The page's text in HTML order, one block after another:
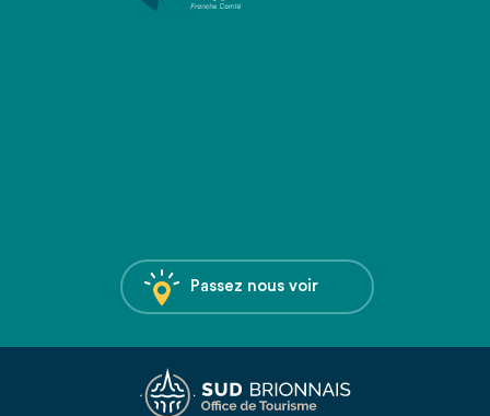
Passez nous voir